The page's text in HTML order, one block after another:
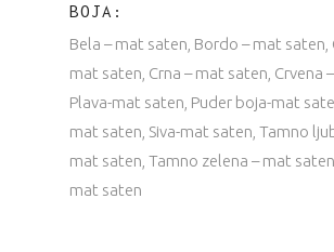
BOJA
Bela – mat saten, Bordo – mat saten,
mat saten, Crna – mat saten, Crvena
Plava-mat saten, Puder boja-mat
mat saten, Siva-mat saten, Tamno
mat saten, Tamno zelena – mat
mat saten